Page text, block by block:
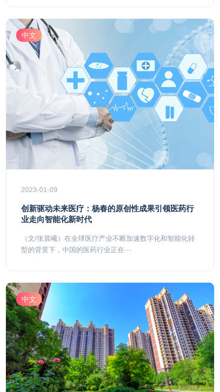
中文
2023-01-09
创新驱动未来医疗：杨春的原创性成果引领医药行
业走向智能化新时代
（文/张晨曦）在全球医疗产业不断加速数字化和智能化转
型的背景下，中国的医药行业正在···
中文